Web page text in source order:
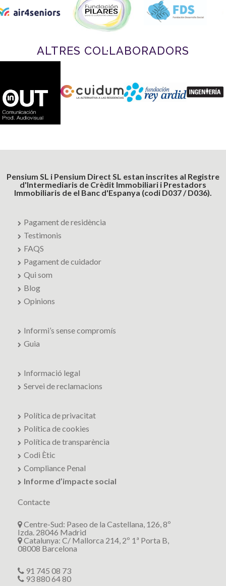
ALTRES COL·LABORADORS
Pensium SL i Pensium Direct SL estan inscrites al Registre
d'Intermediaris de Crèdit Immobiliari i Prestadors
Immobiliaris de el Banc d'Espanya (codi D037 / D036).
Pagament de residència
Testimonis
FAQS
Pagament de cuidador
Qui som
Blog
Opinions
Informi’s sense compromís
Guia
Informació legal
Servei de reclamacions
Política de privacitat
Política de cookies
Política de transparència
Codi Ètic
Compliance Penal
Informe d’impacte social
Contacte
Centre-Sud: Paseo de la Castellana, 126, 8º
Izda. 28046 Madrid
Catalunya: C/ Mallorca 214, 2º 1ª Porta B,
08008 Barcelona
91 745 08 73
93 880 64 80